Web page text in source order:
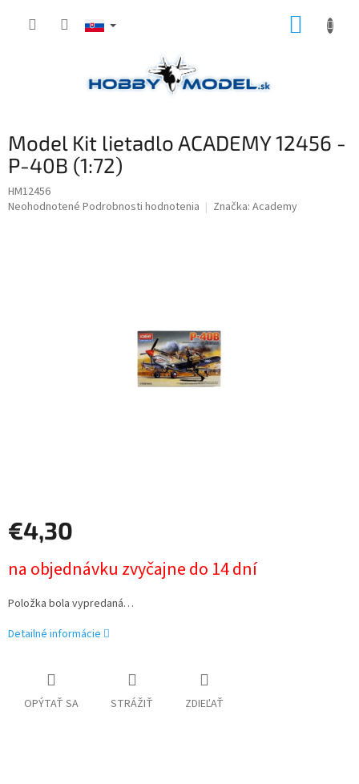
Model Kit lietadlo ACADEMY 12456 -
P-40B (1:72)
HM12456
Priemerné
Neohodnotené Podrobnosti hodnotenia Značka: Academy
€4,30
cena:
na objednávku zvyčajne do 14 dní
Položka bola vypredaná…
Detailné informácie
OPÝTAŤ SA STRÁŽIŤ ZDIEĽAŤ